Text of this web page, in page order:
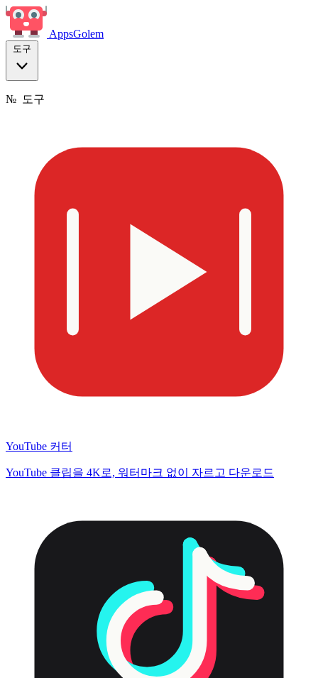
AppsGolem
도구
№ 도구
YouTube 커터
YouTube 클립을 4K로, 워터마크 없이 자르고 다운로드